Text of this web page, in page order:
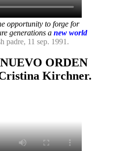
opportunity to forge for
generations a new world
padre, 11 sep. 1991.
ORDEN
Kirchner.